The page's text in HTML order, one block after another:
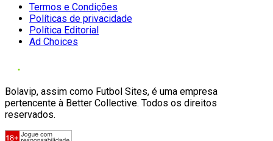
Termos e Condições
Políticas de privacidade
Política Editorial
Ad Choices
Bolavip, assim como Futbol Sites, é uma empresa
pertencente à Better Collective. Todos os direitos
reservados.